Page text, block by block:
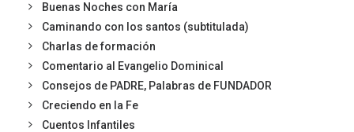
Buenas Noches con María
Caminando con los santos (subtitulada)
Charlas de formación
Comentario al Evangelio Dominical
Consejos de PADRE, Palabras de FUNDADOR
Creciendo en la Fe
Cuentos Infantiles